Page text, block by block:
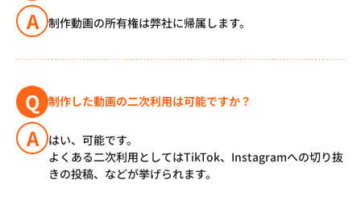
A 制作動画の所有権は弊社に帰属します。
Q 制作した動画の二次利用は可能ですか？
A
はい、可能です。
よくある二次利用としてはTikTok、Instagramへの切り抜
きの投稿、などが挙げられます。